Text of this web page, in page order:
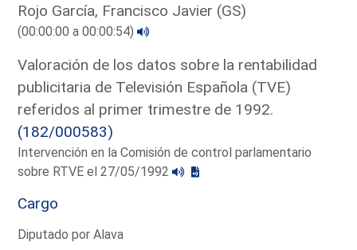
Rojo García, Francisco Javier (GS)
(00:00:00 a 00:00:54)
Valoración de los datos sobre la rentabilidad
publicitaria de Televisión Española (TVE)
referidos al primer trimestre de 1992.
(182/000583)
Intervención en la Comisión de control parlamentario
sobre RTVE el 27/05/1992
Cargo
Diputado por Alava